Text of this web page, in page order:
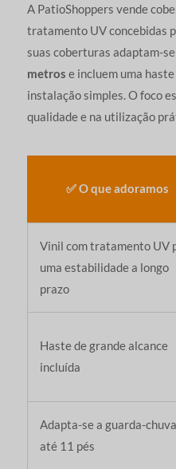
A PatioShoppers vende
tratamento UV concebidas
suas coberturas adaptam-
metros e incluem uma
instalação simples. O foco
qualidade e na utilização
✅ O que adoramos
Vinil com tratamento UV
uma estabilidade a longo
prazo
Haste de grande alcance
incluída
Adapta-se a guarda-
até 11 pés